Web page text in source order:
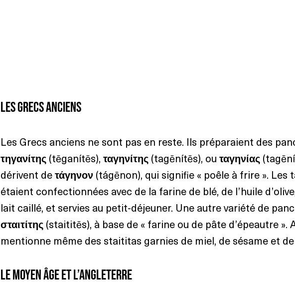
Les Grecs anciens
Les Grecs anciens ne sont pas en reste. Ils préparaient des
τηγανίτης (tēganítēs), ταγηνίτης (tagēnítēs), ou ταγηνίας
dérivent de τάγηνον (tágēnon), qui signifie « poêle à frire ». Les
étaient confectionnées avec de la farine de blé, de l’huile
lait caillé, et servies au petit-déjeuner. Une autre variété de
σταιτίτης (staititēs), à base de « farine ou de pâte d’épeautre ».
mentionne même des staititas garnies de miel, de sésame et
Le Moyen Âge et l’Angleterre